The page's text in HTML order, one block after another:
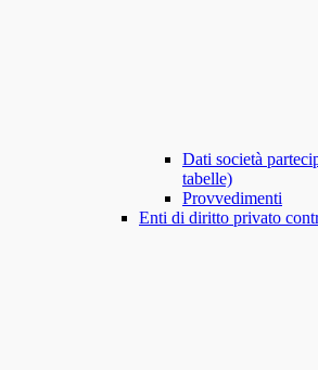
Dati società
tabelle)
Provvedimenti
Enti di diritto privato